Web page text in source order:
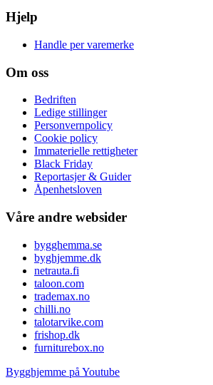
Hjelp
Handle per varemerke
Om oss
Bedriften
Ledige stillinger
Personvernpolicy
Cookie policy
Immaterielle rettigheter
Black Friday
Reportasjer & Guider
Åpenhetsloven
Våre andre websider
bygghemma.se
byghjemme.dk
netrauta.fi
taloon.com
trademax.no
chilli.no
talotarvike.com
frishop.dk
furniturebox.no
Bygghjemme på Youtube